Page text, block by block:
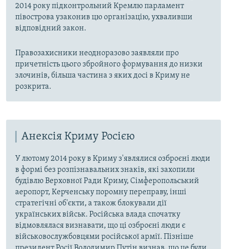
2014 року підконтрольний Кремлю парламент
півострова узаконив цю організацію, ухваливши
відповідний закон.
Правозахисники неодноразово заявляли про
причетність цього збройного формування до низки
злочинів, більша частина з яких досі в Криму не
розкрита.
Анексія Криму Росією
У лютому 2014 року в Криму з'являлися озброєні люди
в формі без розпізнавальних знаків, які захопили
будівлю Верховної Ради Криму, Сімферопольський
аеропорт, Керченську поромну переправу, інші
стратегічні об'єкти, а також блокували дії
українських військ. Російська влада спочатку
відмовлялася визнавати, що ці озброєні люди є
військовослужбовцями російської армії. Пізніше